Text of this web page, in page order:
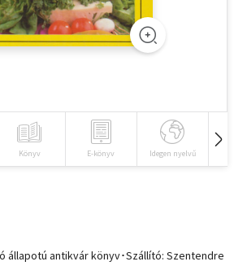
Könyv E-könyv Idegen nyelvű
állapotú antikvár könyv･Szállító: Szentendre